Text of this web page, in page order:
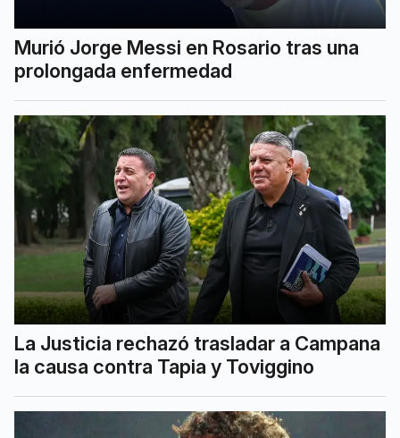
Murió Jorge Messi en Rosario tras una
prolongada enfermedad
La Justicia rechazó trasladar a Campana
la causa contra Tapia y Toviggino